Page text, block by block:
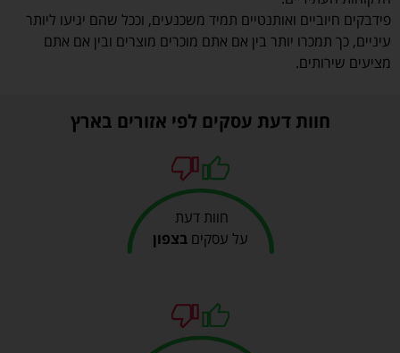
פידבקים חיוביים ואותנטיים תמיד משכנעים, וככל שהם יגיעו ליותר
עיניים, כך תמכרו יותר בין אם אתם מוכרים מוצרים ובין אם אתם
מציעים שירותים.
חוות דעת עסקים לפי אזורים בארץ
חוות דעת
על עסקיםבצפון